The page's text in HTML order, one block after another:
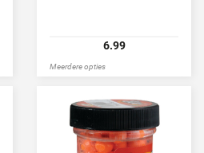
6.99
Meerdere opties